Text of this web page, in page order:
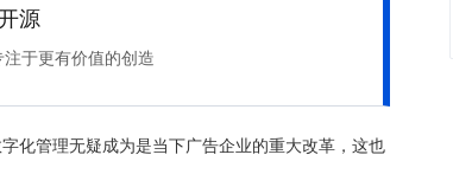
源
于更有价值的创造
化管理无疑成为是当下广告企业的重大改革，这也